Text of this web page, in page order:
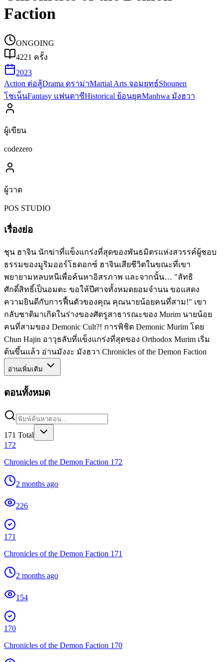
Faction
ONGOING
4221 ครั้ง
2023
Action ต่อสู้Drama ดราม่าMartial Arts จอมยุทธ์Shounen
โชเน็นFantasy แฟนตาซีHistorical ย้อนยุคManhwa มังฮวา
ผู้เขียน
codezero
ผู้วาด
POS STUDIO
เรื่องย่อ
ชุน ฮาจิน นักฆ่าที่แข็งแกร่งที่สุดของพันธมิตรแห่งสวรรค์ผู้ชอบ
ธรรมของมูริมออร์โธดอกซ์ ฮาจินเสียชีวิตในขณะที่เขา
พยายามหลบหนีเพื่อค้นหาอิสรภาพ และจากนั้น… "ลัทธิ
ศักดิ์สิทธิ์เป็นอมตะ ขอให้ปีศาจทั้งหมดยอมจำนน ขอแสดง
ความยินดีกับการฟื้นตัวของคุณ คุณนายน้อยคนที่สาม!" เขา
กลับชาติมาเกิดในร่างของศัตรูสาธารณะของ Murim นายน้อย
คนที่สามของ Demonic Cult?! การพิชิต Demonic Murim โดย
Chun Hajin อาวุธลับที่แข็งแกร่งที่สุดของ Orthodox Murim เริ่ม
ต้นขึ้นแล้ว อ่านมังงะ มังฮวา Chronicles of the Demon Faction
อ่านเพิ่มเติม
ตอนทั้งหมด
171 Total
172
Chronicles of the Demon Faction 172
2 months ago
226
171
Chronicles of the Demon Faction 171
2 months ago
154
170
Chronicles of the Demon Faction 170